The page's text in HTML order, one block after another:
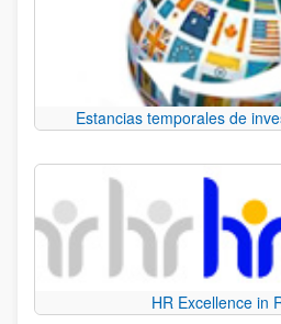
Estancias temporales de
HR Excellence in